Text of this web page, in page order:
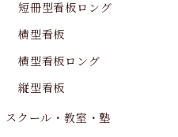
短冊型看板ロング
横型看板
横型看板ロング
縦型看板
スクール・教室・塾